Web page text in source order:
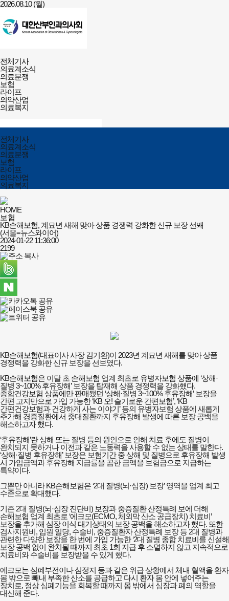
2026.08.10 (월)
필수의료배상보험
전체메뉴
열기/
닫기
전체기사
의료계소식
의료분쟁
보험
라이프
의약산업
의료복지
열기/
닫기
검색
전체메뉴
닫기
전체기사
의료계소식
의료분쟁
보험
라이프
의약산업
의료복지
HOME
보험
KB손해보험, 계묘년 새해 맞아 상품 경쟁력 강화한 신규 보장 선봬
(서울=뉴스와이어)
2024-01-22 11:36:00
2199
KB손해보험(대표이사 사장 김기환)이 2023년 계묘년 새해를 맞아 상품
경쟁력을 강화한 신규 보장을 선보였다.
KB손해보험은 이달 초 손해보험 업계 최초로 유병자보험 상품에 ‘상해·
질병 3~100% 후유장해’ 보장을 탑재해 상품 경쟁력을 강화했다.
종합건강보험 상품에만 판매됐던 ‘상해·질병 3~100% 후유장해’ 보장을
간편 고지만으로 가입 가능한 ‘KB 오! 슬기로운 간편보험’, ‘KB
간편건강보험과 건강하게 사는 이야기’ 등의 유병자보험 상품에 새롭게
추가해 경증질환에서 중대질환까지 후유장해 발생에 따른 보장 공백을
해소하고자 했다.
‘후유장해’란 상해 또는 질병 등의 원인으로 인해 치료 후에도 질병이
완치되지 못하거나 이전과 같은 노동력을 사용할 수 없는 상태를 말한다.
‘상해·질병 후유장해’ 보장은 보험기간 중 상해 및 질병으로 후유장해 발생
시 가입금액과 후유장해 지급률을 곱한 금액을 보험금으로 지급하는
특약이다.
그뿐만 아니라 KB손해보험은 ‘2대 질병(뇌·심장) 보장’ 영역을 업계 최고
수준으로 확대했다.
기존 2대 질병(뇌·심장 진단비) 보장과 중증질환 산정특례 보에 더해
손해보험 업계 최초로 ‘에크모(ECMO, 체외막 산소 공급장치) 치료비’
보장을 추가해 심장 이식 대기상태의 보장 공백을 해소하고자 했다. 또한
검사지원비, 입원 일당, 수술비, 중증질환자 산정특례 보장 등 2대 질병과
관련한 다양한 보장을 한 번에 가입 가능한 ‘2대 질병 종합 치료비를 신설해
보장 공백 없이 완치될 때까지 최초 1회 지급 후 소멸하지 않고 지속적으로
치료비와 수술비를 보장받을 수 있게 했다.
에크모는 심폐부전이나 심정지 등과 같은 위급 상황에서 체내 혈액을 환자
몸 밖으로 빼내 부족한 산소를 공급하고 다시 환자 몸 안에 넣어주는
장치로, 정상 심폐기능을 회복할 때까지 몸 밖에서 심장과 폐의 역할을
대신해 준다.